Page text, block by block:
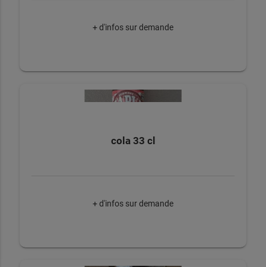
+ d'infos sur demande
cola 33 cl
+ d'infos sur demande